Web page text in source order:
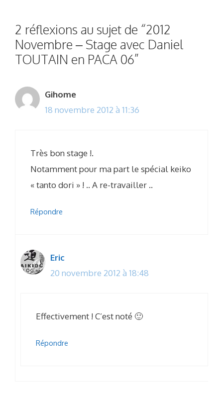
2 réflexions au sujet de “2012
Novembre – Stage avec Daniel
TOUTAIN en PACA 06”
Gihome
18 novembre 2012 à 11:36
Très bon stage !.
Notamment pour ma part le spécial keiko
« tanto dori » ! .. A re-travailler ..
Répondre
Eric
20 novembre 2012 à 18:48
Effectivement ! C’est noté 🙂
Répondre